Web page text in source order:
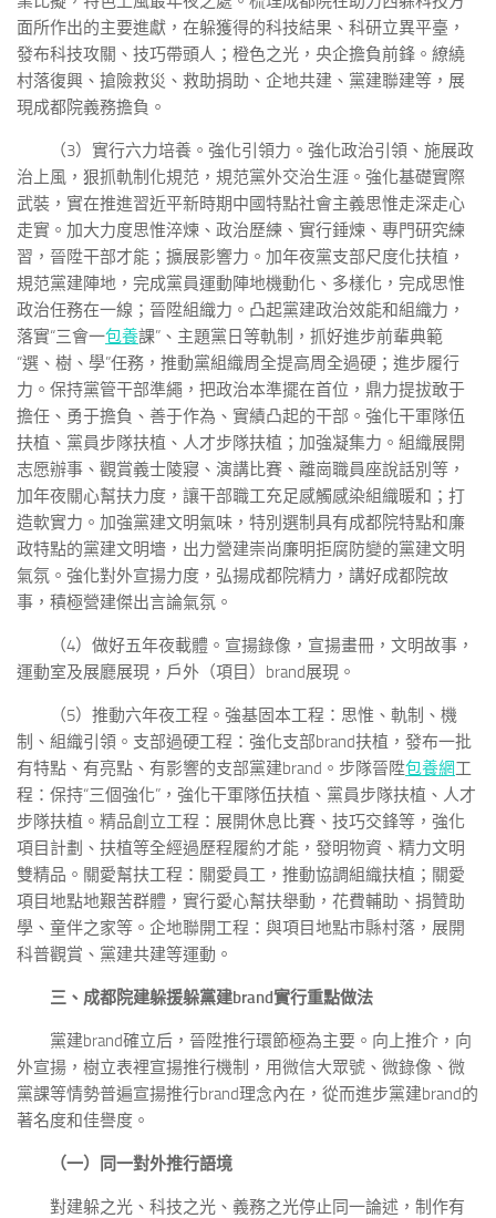
面所作出的主要進獻，在躲獲得的科技結果、科研立異平臺，
發布科技攻關、技巧帶頭人；橙色之光，央企擔負前鋒。繚繞
村落復興、搶險救災、救助捐助、企地共建、黨建聯建等，展
現成都院義務擔負。
（3）實行六力培養。強化引領力。強化政治引領、施展政
治上風，狠抓軌制化規范，規范黨外交治生涯。強化基礎實際
武裝，實在推進習近平新時期中國特點社會主義思惟走深走心
走實。加大力度思惟淬煉、政治歷練、實行錘煉、專門研究練
習，晉陞干部才能；擴展影響力。加年夜黨支部尺度化扶植，
規范黨建陣地，完成黨員運動陣地機動化、多樣化，完成思惟
政治任務在一線；晉陞組織力。凸起黨建政治效能和組織力，
落實“三會一包養課”、主題黨日等軌制，抓好進步前輩典範
“選、樹、學”任務，推動黨組織周全提高周全過硬；進步履行
力。保持黨管干部準繩，把政治本準擺在首位，鼎力提拔敢于
擔任、勇于擔負、善于作為、實績凸起的干部。強化干軍隊伍
扶植、黨員步隊扶植、人才步隊扶植；加強凝集力。組織展開
志愿辦事、觀賞義士陵寢、演講比賽、離崗職員座說話別等，
加年夜關心幫扶力度，讓干部職工充足感觸感染組織暖和；打
造軟實力。加強黨建文明氣味，特別選制具有成都院特點和廉
政特點的黨建文明墻，出力營建崇尚廉明拒腐防變的黨建文明
氣氛。強化對外宣揚力度，弘揚成都院精力，講好成都院故
事，積極營建傑出言論氣氛。
（4）做好五年夜載體。宣揚錄像，宣揚畫冊，文明故事，
運動室及展廳展現，戶外（項目）brand展現。
（5）推動六年夜工程。強基固本工程：思惟、軌制、機
制、組織引領。支部過硬工程：強化支部brand扶植，發布一批
有特點、有亮點、有影響的支部黨建brand。步隊晉陞包養網工
程：保持“三個強化”，強化干軍隊伍扶植、黨員步隊扶植、人才
步隊扶植。精品創立工程：展開休息比賽、技巧交鋒等，強化
項目計劃、扶植等全經過歷程履約才能，發明物資、精力文明
雙精品。關愛幫扶工程：關愛員工，推動協調組織扶植；關愛
項目地點地艱苦群體，實行愛心幫扶舉動，花費輔助、捐贊助
學、童伴之家等。企地聯開工程：與項目地點市縣村落，展開
科普觀賞、黨建共建等運動。
三、成都院建躲援躲黨建brand實行重點做法
黨建brand確立后，晉陞推行環節極為主要。向上推介，向
外宣揚，樹立表裡宣揚推行機制，用微信大眾號、微錄像、微
黨課等情勢普遍宣揚推行brand理念內在，從而進步黨建brand的
著名度和佳譽度。
（一）同一對外推行語境
對建躲之光、科技之光、義務之光停止同一論述，制作有